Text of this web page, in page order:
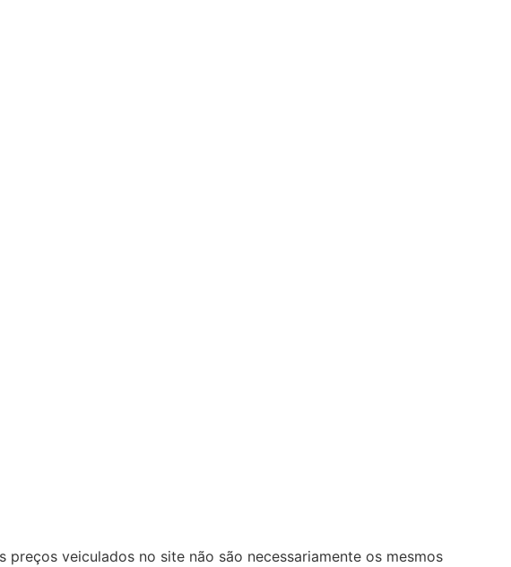
veiculados no site não são necessariamente os mesmos